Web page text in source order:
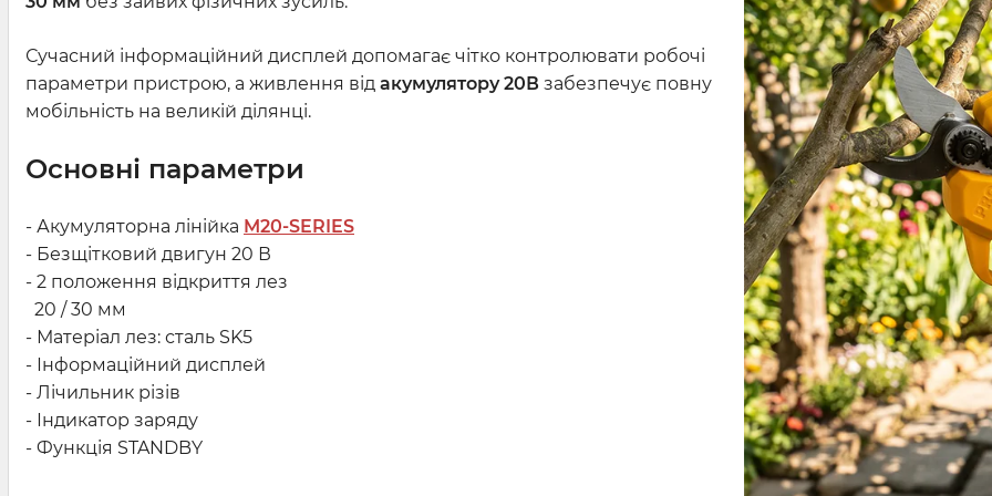
Сучасний інформаційний дисплей допомагає чітко контролювати робочі
параметри пристрою, а живлення від акумулятору 20В забезпечує повну
мобільність на великій ділянці.
Основні параметри
- Акумуляторна лінійка M20-SERIES
- Безщітковий двигун 20 В
- 2 положення відкриття лез
20 / 30 мм
- Матеріал лез: сталь SK5
- Інформаційний дисплей
- Лічильник різів
- Індикатор заряду
- Функція STANDBY